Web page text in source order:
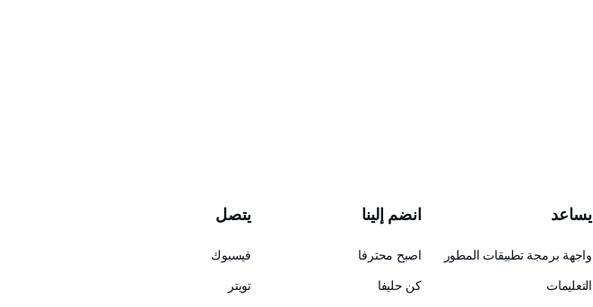
يساعد
واجهة برمجة تطبيقات المطور
التعليمات
انضم إلينا
اصبح محترفا
كن حليفا
يتصل
فيسبوك
تويتر